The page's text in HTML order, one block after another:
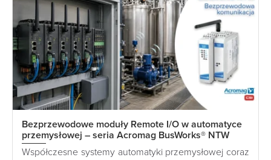
Bezprzewodowe moduły Remote I/O w automatyce
przemysłowej – seria Acromag BusWorks® NTW
Współczesne systemy automatyki przemysłowej coraz